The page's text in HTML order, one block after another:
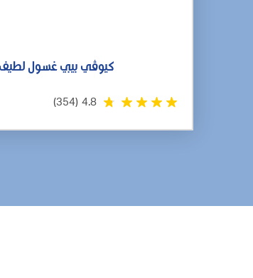
كيوڤي بيبي غسول لطيف
4.8
(354)